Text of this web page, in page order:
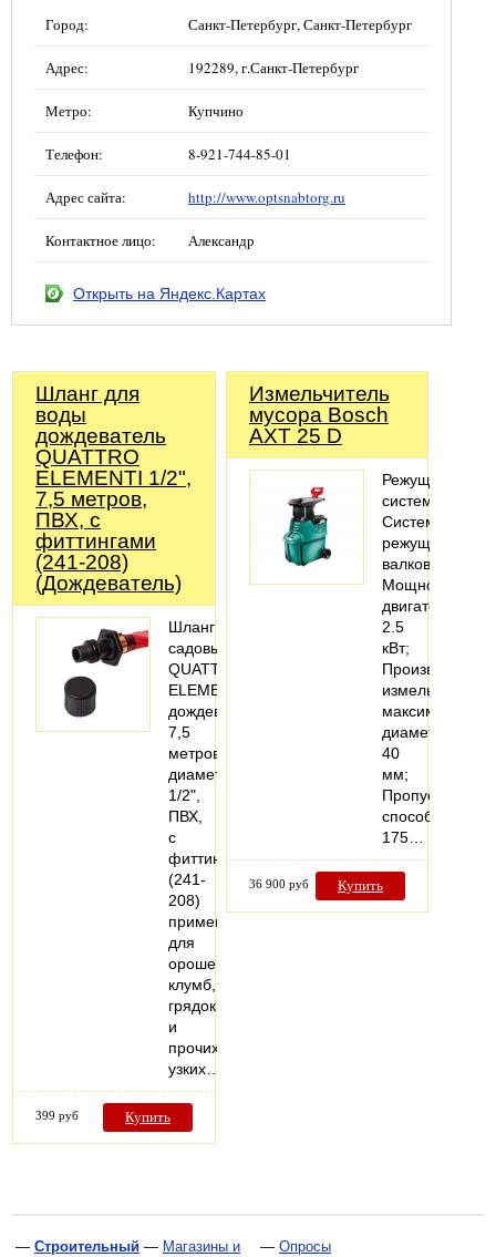
Город: Санкт-Петербург, Санкт-Петербург
Адрес: 192289, г.Санкт-Петербург
Метро: Купчино
Телефон: 8-921-744-85-01
Адрес сайта: http://www.optsnabtorg.ru
Контактное лицо: Александр
Открыть на Яндекс.Картах
Шланг для
воды
дождеватель
QUATTRO
ELEMENTI 1/2",
7,5 метров,
ПВХ, с
фиттингами
(241-208)
(Дождеватель)
Шланг
садовый
QUATTRO
ELEMENTI
дождеватель
7,5
метров,
диаметр
1/2",
ПВХ,
с
фиттингами
(241-
208)
применяется
для
орошения
клумб,
грядок
и
прочих
узких…
399 руб Купить
Измельчитель
мусора Bosch
AXT 25 D
Режущая
система
Система
режущих
валков;
Мощность
двигателя
2.5
кВт;
измельчения
максимальный
диаметр
40
мм;
Пропускная
способность
175…
36 900 руб Купить
— Строительный — Магазины и
— Опросы